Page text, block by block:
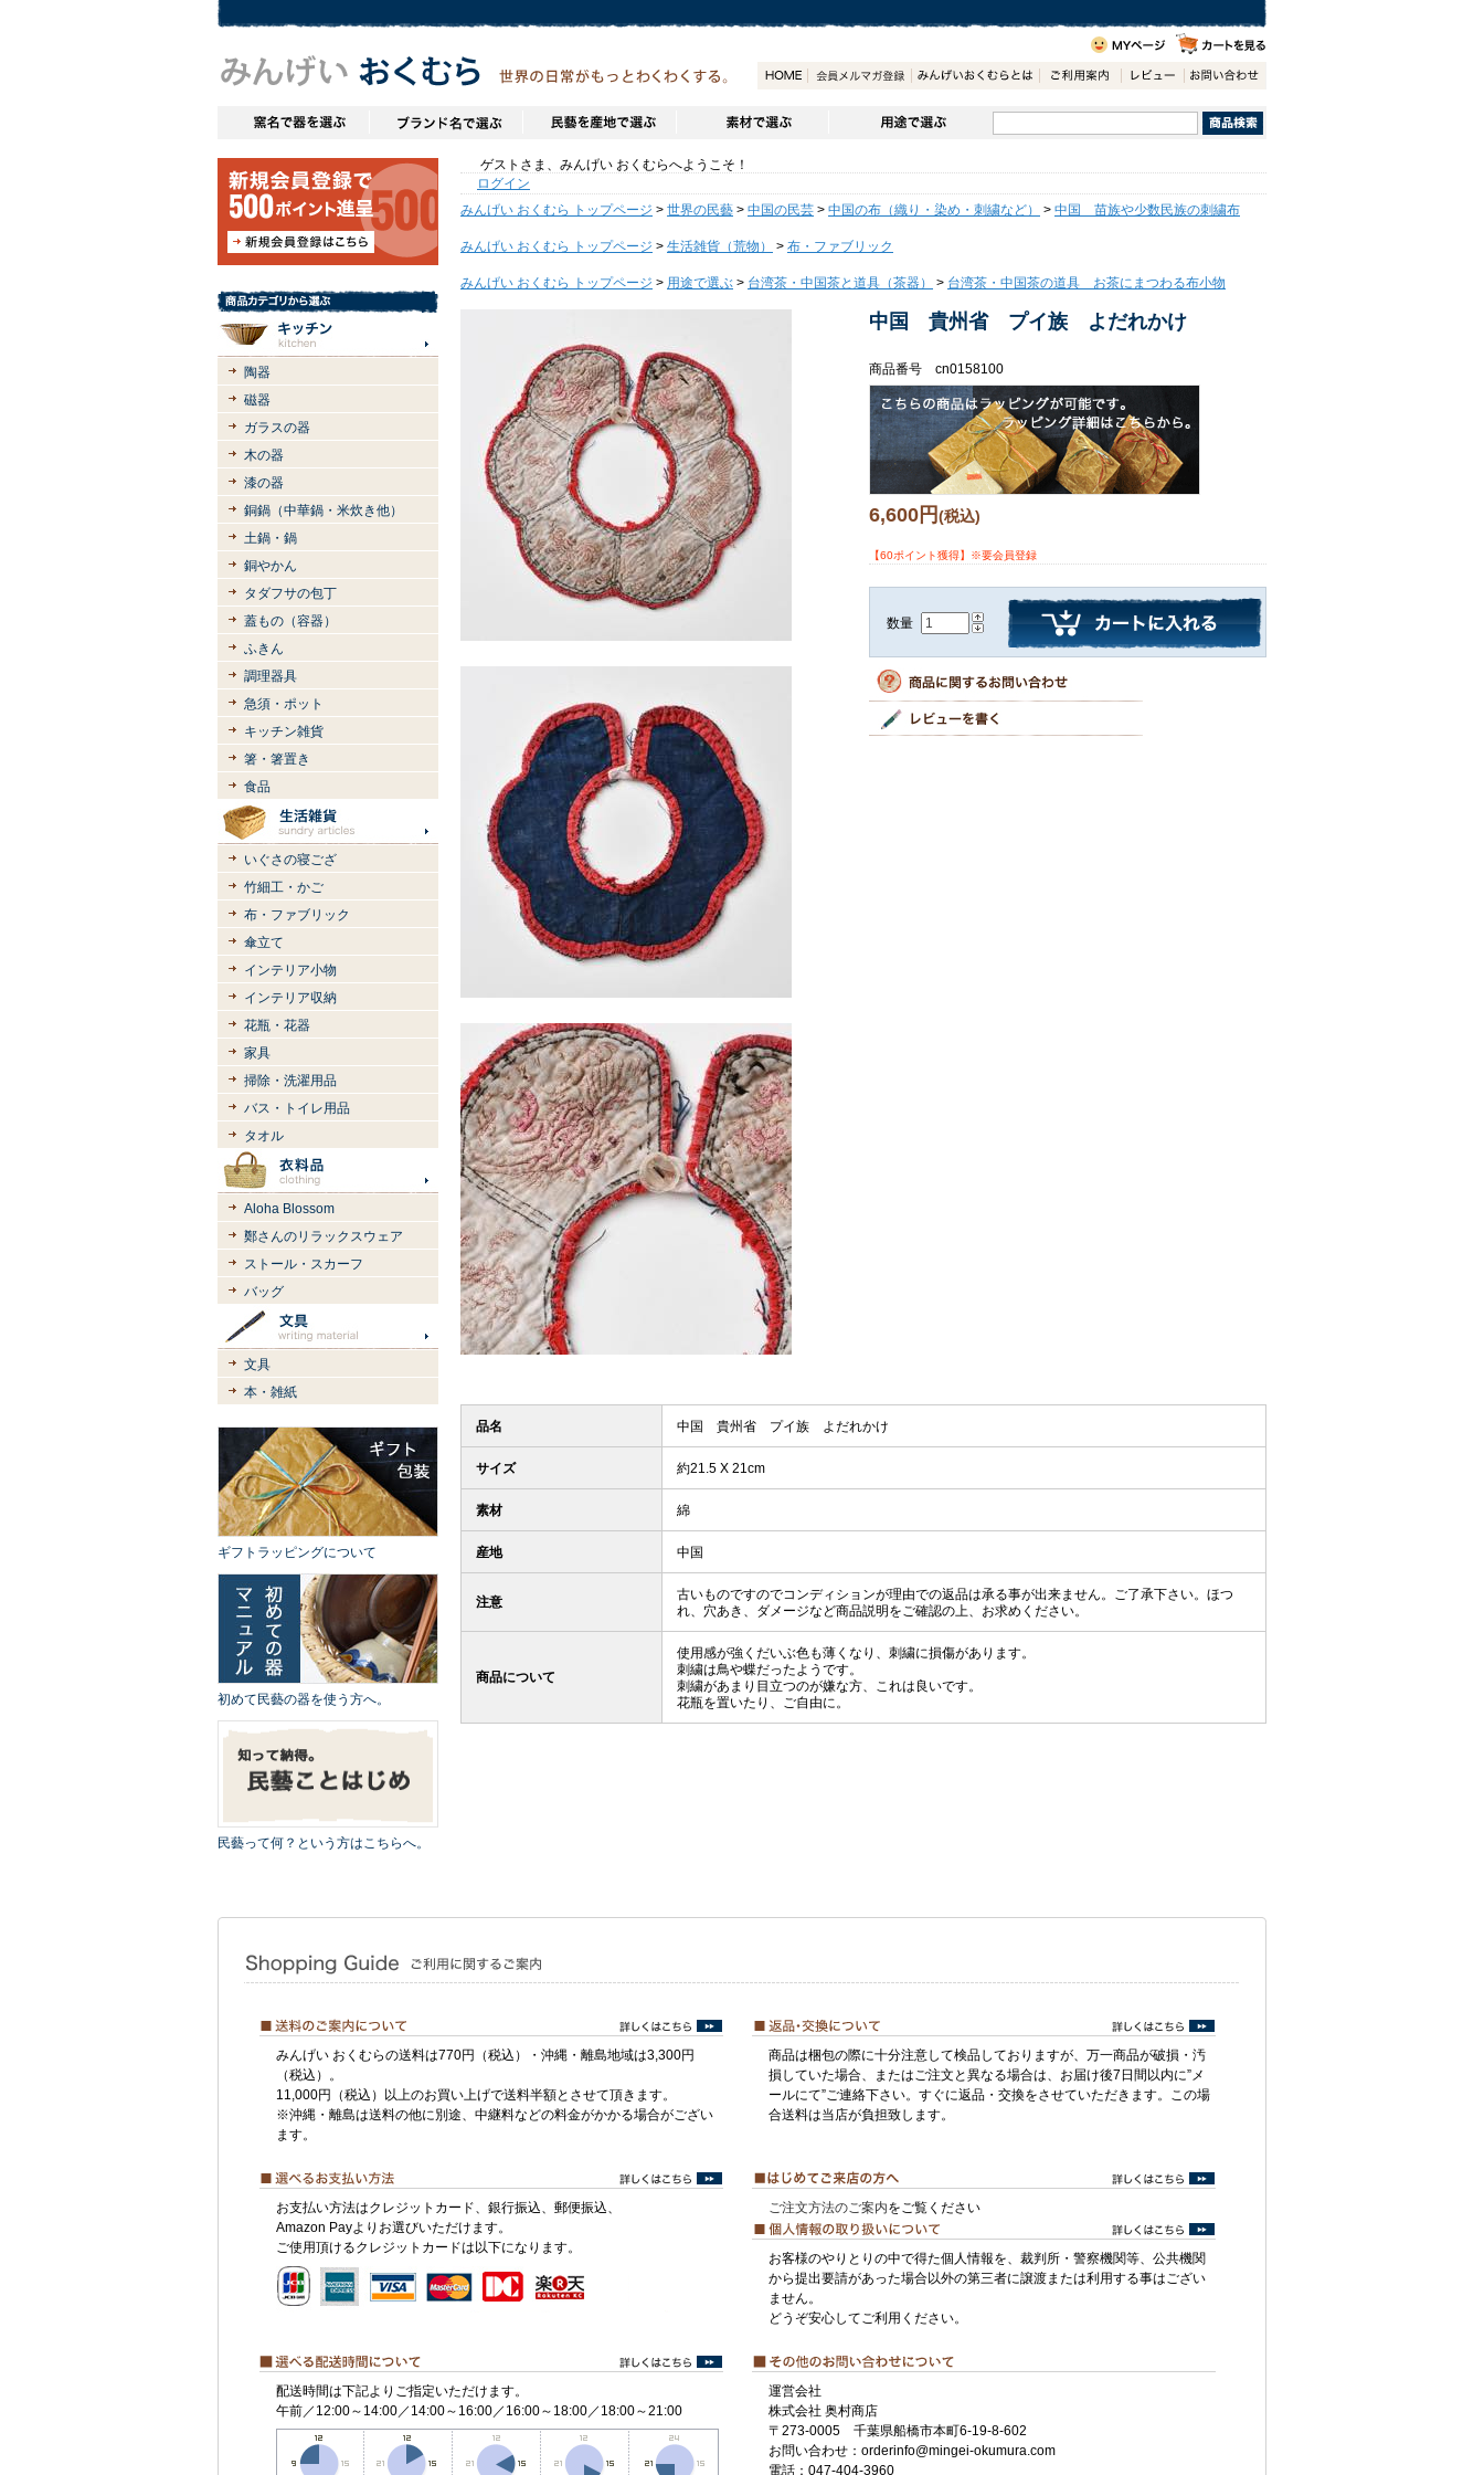
陶器
磁器
ガラスの器
木の器
漆の器
銅鍋（中華鍋・米炊き他）
土鍋・鍋
銅やかん
タダフサの包丁
蓋もの（容器）
ふきん
調理器具
急須・ポット
キッチン雑貨
箸・箸置き
食品
いぐさの寝ござ
竹細工・かご
布・ファブリック
傘立て
インテリア小物
インテリア収納
花瓶・花器
家具
掃除・洗濯用品
バス・トイレ用品
タオル
Aloha Blossom
鄭さんのリラックスウェア
ストール・スカーフ
バッグ
文具
本・雑紙
ギフトラッピングについて
初めて民藝の器を使う方へ。
民藝って何？という方はこちらへ。
ゲストさま、みんげい おくむらへようこそ！
ログイン
みんげい おくむら トップページ > 世界の民藝 > 中国の民芸 > 中国の布（織り・染め・刺繍など） > 中国 苗族や少数民族の刺繍布
みんげい おくむら トップページ > 生活雑貨（荒物） > 布・ファブリック
みんげい おくむら トップページ > 用途で選ぶ > 台湾茶・中国茶と道具（茶器） > 台湾茶・中国茶の道具 お茶にまつわる布小物
中国 貴州省 プイ族 よだれかけ
商品番号 cn0158100
6,600円(税込)
【60ポイント獲得】※要会員登録
数量
品名 中国 貴州省 プイ族 よだれかけ
サイズ 約21.5 X 21cm
素材 綿
産地 中国
注意
古いものですのでコンディションが理由での返品は承る事が出来ません。ご了承下さい。ほつ
れ、穴あき、ダメージなど商品説明をご確認の上、お求めください。
商品について
使用感が強くだいぶ色も薄くなり、刺繍に損傷があります。
刺繍は鳥や蝶だったようです。
刺繍があまり目立つのが嫌な方、これは良いです。
花瓶を置いたり、ご自由に。
みんげい おくむらの送料は770円（税込）・沖縄・離島地域は3,300円
（税込）。
11,000円（税込）以上のお買い上げで送料半額とさせて頂きます。
※沖縄・離島は送料の他に別途、中継料などの料金がかかる場合がござい
ます。
商品は梱包の際に十分注意して検品しておりますが、万一商品が破損・汚
損していた場合、またはご注文と異なる場合は、お届け後7日間以内に”メ
ールにて”ご連絡下さい。すぐに返品・交換をさせていただきます。この場
合送料は当店が負担致します。
お支払い方法はクレジットカード、銀行振込、郵便振込、
Amazon Payよりお選びいただけます。
ご使用頂けるクレジットカードは以下になります。
ご注文方法のご案内をご覧ください
お客様のやりとりの中で得た個人情報を、裁判所・警察機関等、公共機関
から提出要請があった場合以外の第三者に譲渡または利用する事はござい
ません。
どうぞ安心してご利用ください。
配送時間は下記よりご指定いただけます。
午前／12:00～14:00／14:00～16:00／16:00～18:00／18:00～21:00
運営会社
株式会社 奥村商店
〒273-0005 千葉県船橋市本町6-19-8-602
お問い合わせ：orderinfo@mingei-okumura.com
電話：047-404-3960